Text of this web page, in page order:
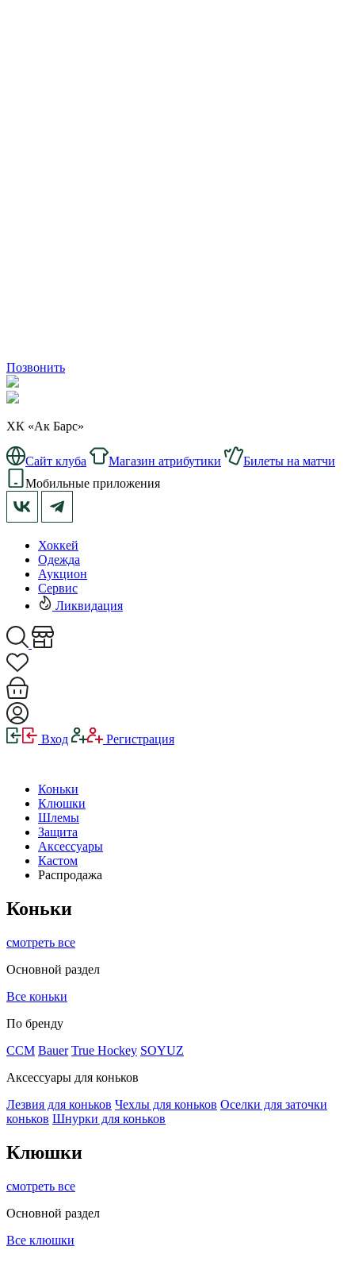
Позвонить
ХК «Ак Барс»
Сайт клуба Магазин атрибутики
Билеты на матчи
Мобильные приложения
Хоккей
Одежда
Аукцион
Сервис
Ликвидация
Вход Регистрация
Коньки
Клюшки
Шлемы
Защита
Аксессуары
Кастом
Распродажа
Коньки
смотреть все
Основной раздел
Все коньки
По бренду
ССМ Bauer True Hockey SOYUZ
Аксессуары для коньков
Лезвия для коньков Чехлы для коньков Оселки для заточки
коньков Шнурки для коньков
Клюшки
смотреть все
Основной раздел
Все клюшки